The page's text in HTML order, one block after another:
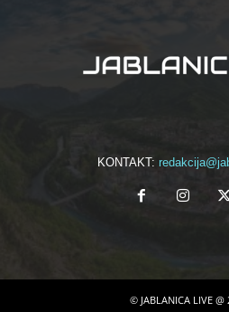
KONTAKT:
© JABLANICA LIVE @